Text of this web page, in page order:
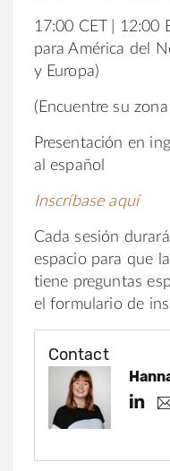
17:00 CET | 12:00
para América del
y Europa)
(Encuentre su
Presentación en
al español
Inscríbase aquí
Cada sesión
espacio para que
tiene preguntas
el formulario de
Contact
h